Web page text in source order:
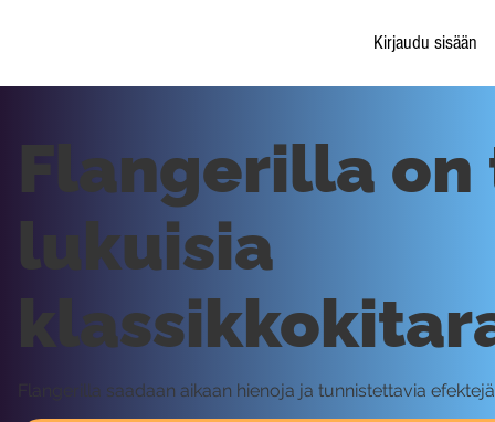
Kirjaudu sisään
Flangerilla on
lukuisia
Flangerilla saadaan aikaan hienoja ja tunnistettavia